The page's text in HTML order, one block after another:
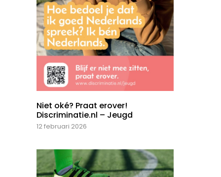
Niet oké? Praat erover!
Discriminatie.nl – Jeugd
12 februari 2026